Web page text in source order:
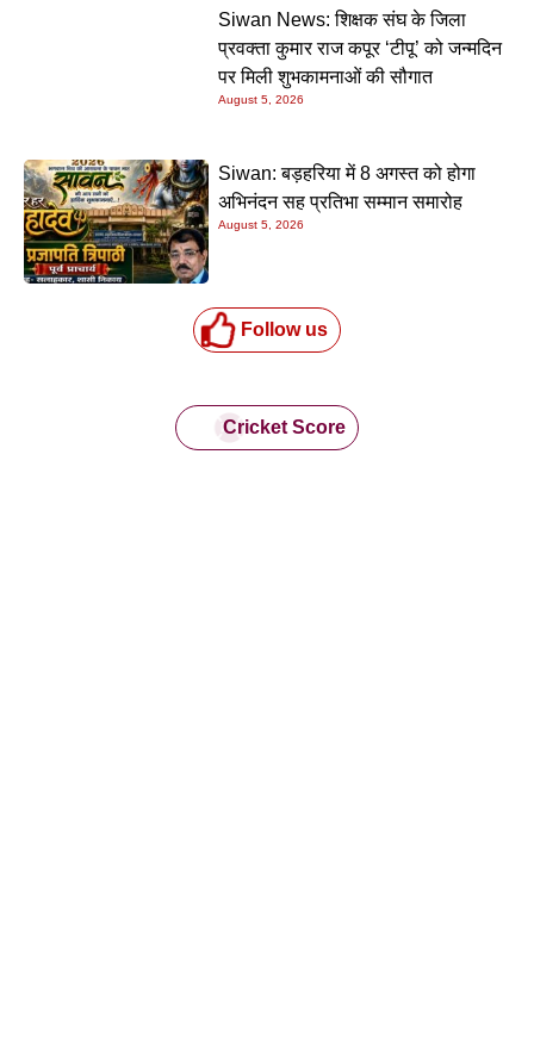
Siwan News: शिक्षक संघ के जिला
प्रवक्ता कुमार राज कपूर ‘टीपू’ को जन्मदिन
पर मिली शुभकामनाओं की सौगात
August 5, 2026
Siwan: बड़हरिया में 8 अगस्त को होगा
अभिनंदन सह प्रतिभा सम्मान समारोह
August 5, 2026
Follow us
Cricket Score